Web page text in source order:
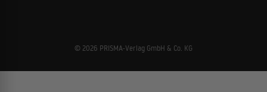
© 2026 PRISMA-Verlag GmbH & Co. KG